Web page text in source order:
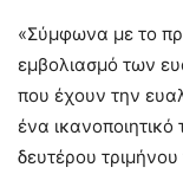
«Σύμφωνα με το
εμβολιασμό των
που έχουν την
ένα
δευτέρου